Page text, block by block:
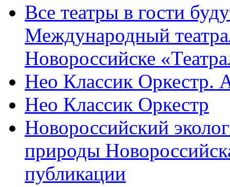
Все театры в гости
Международный
Новороссийске
Нео Классик Оркестр.
Нео Классик Оркестр
Новороссийский
природы
публикации